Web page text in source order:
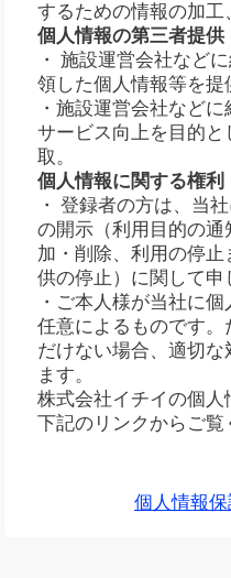
するための情報の加工
個人情報の第三者提供
・ 施設運営会社など
領した個人情報等を提
・施設運営会社など
サービス向上を目的
取。
個人情報に関する権利
・ 登録者の方は、当
の開示（利用目的の
加・削除、利用の停
供の停止）に関して申
・ご本人様が当社に
任意によるものです
だけない場合、適切な
ます。
株式会社イチイの個人
下記のリンクからご覧
個人情報